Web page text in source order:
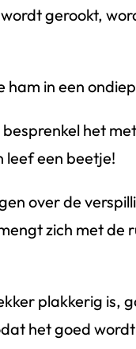
gerookt,
ham in een
besprenkel het
leef een beetje!
over de
zich met de
plakkerig is,
het goed